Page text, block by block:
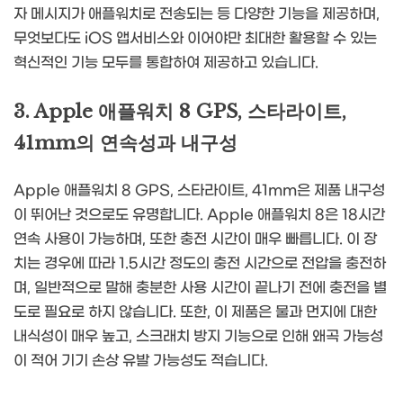
자 메시지가 애플워치로 전송되는 등 다양한 기능을 제공하며,
무엇보다도 iOS 앱서비스와 이어야만 최대한 활용할 수 있는
혁신적인 기능 모두를 통합하여 제공하고 있습니다.
3. Apple 애플워치 8 GPS, 스타라이트,
41mm의 연속성과 내구성
Apple 애플워치 8 GPS, 스타라이트, 41mm은 제품 내구성
이 뛰어난 것으로도 유명합니다. Apple 애플워치 8은 18시간
연속 사용이 가능하며, 또한 충전 시간이 매우 빠릅니다. 이 장
치는 경우에 따라 1.5시간 정도의 충전 시간으로 전압을 충전하
며, 일반적으로 말해 충분한 사용 시간이 끝나기 전에 충전을 별
도로 필요로 하지 않습니다. 또한, 이 제품은 물과 먼지에 대한
내식성이 매우 높고, 스크래치 방지 기능으로 인해 왜곡 가능성
이 적어 기기 손상 유발 가능성도 적습니다.